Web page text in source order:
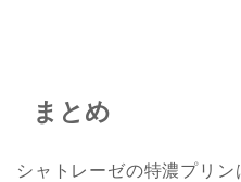
まとめ
シャトレーゼの特濃プリ